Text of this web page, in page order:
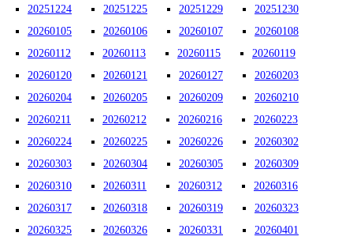
20251224
20251225 20251229
20251230
20260105
20260106 20260107
20260108
20260112
20260113 20260115
20260119
20260120
20260121 20260127
20260203
20260204
20260205 20260209
20260210
20260211
20260212 20260216
20260223
20260224
20260225 20260226
20260302
20260303
20260304 20260305
20260309
20260310
20260311 20260312
20260316
20260317
20260318 20260319
20260323
20260325
20260326 20260331
20260401